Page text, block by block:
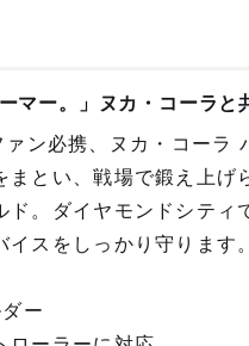
マー。」ヌカ・コーラと
ン必携、ヌカ・コーラ
とい、戦場で鍛え上げ
。ダイヤモンドシティ
スをしっかり守ります
ー